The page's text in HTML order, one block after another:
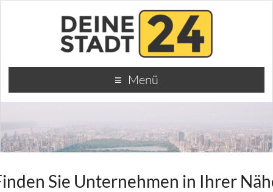
Menü
Sie Unternehmen in Ihrer